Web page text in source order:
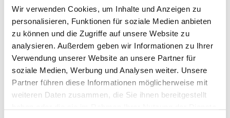
Wir verwenden Cookies, um Inhalte und Anzeigen zu
personalisieren, Funktionen für soziale Medien anbieten
zu können und die Zugriffe auf unsere Website zu
analysieren. Außerdem geben wir Informationen zu Ihrer
Verwendung unserer Website an unsere Partner für
soziale Medien, Werbung und Analysen weiter. Unsere
Partner führen diese Informationen möglicherweise mit
weiteren Daten zusammen, die Sie ihnen bereitgestellt
Finden
ALLE EISENBERG